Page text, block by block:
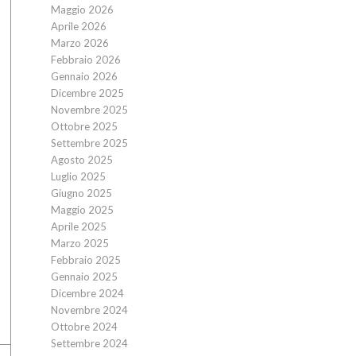
Maggio 2026
Aprile 2026
Marzo 2026
Febbraio 2026
Gennaio 2026
Dicembre 2025
Novembre 2025
Ottobre 2025
Settembre 2025
Agosto 2025
Luglio 2025
Giugno 2025
Maggio 2025
Aprile 2025
Marzo 2025
Febbraio 2025
Gennaio 2025
Dicembre 2024
Novembre 2024
Ottobre 2024
Settembre 2024